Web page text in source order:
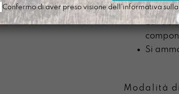
Si
Modalità
Confermo di aver preso visione dell'informativa sulla